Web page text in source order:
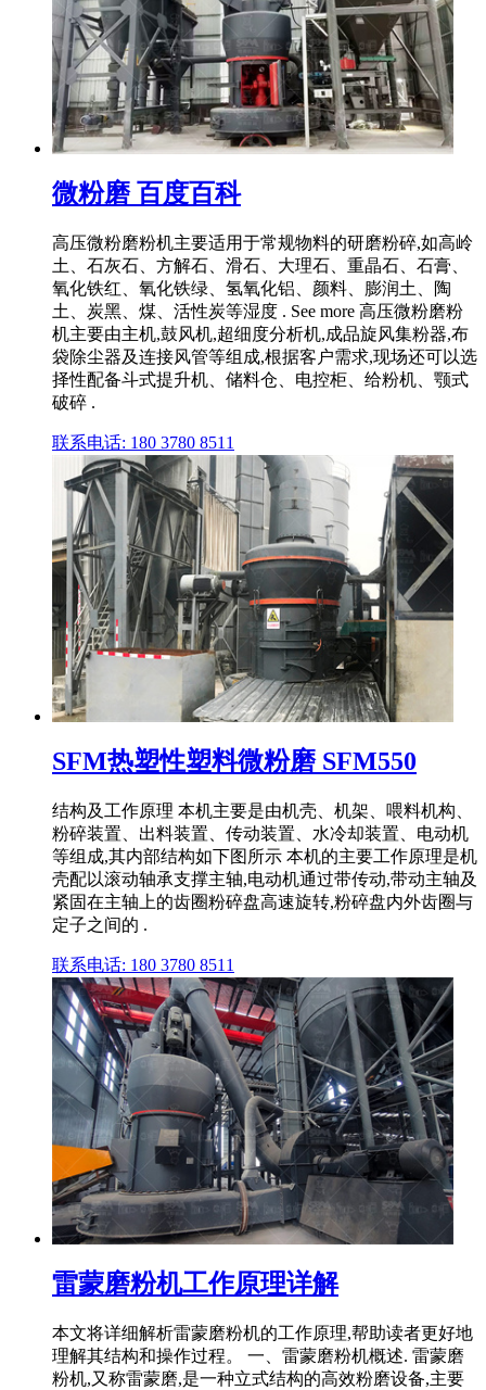
微粉磨 百度百科
高压微粉磨粉机主要适用于常规物料的研磨粉碎,如高岭
土、石灰石、方解石、滑石、大理石、重晶石、石膏、
氧化铁红、氧化铁绿、氢氧化铝、颜料、膨润土、陶
土、炭黑、煤、活性炭等湿度 . See more 高压微粉磨粉
机主要由主机,鼓风机,超细度分析机,成品旋风集粉器,布
袋除尘器及连接风管等组成,根据客户需求,现场还可以选
择性配备斗式提升机、储料仓、电控柜、给粉机、颚式
破碎 .
联系电话: 180 3780 8511
SFM热塑性塑料微粉磨 SFM550
结构及工作原理 本机主要是由机壳、机架、喂料机构、
粉碎装置、出料装置、传动装置、水冷却装置、电动机
等组成,其内部结构如下图所示 本机的主要工作原理是机
壳配以滚动轴承支撑主轴,电动机通过带传动,带动主轴及
紧固在主轴上的齿圈粉碎盘高速旋转,粉碎盘内外齿圈与
定子之间的 .
联系电话: 180 3780 8511
雷蒙磨粉机工作原理详解
本文将详细解析雷蒙磨粉机的工作原理,帮助读者更好地
理解其结构和操作过程。 一、雷蒙磨粉机概述. 雷蒙磨
粉机,又称雷蒙磨,是一种立式结构的高效粉磨设备,主要